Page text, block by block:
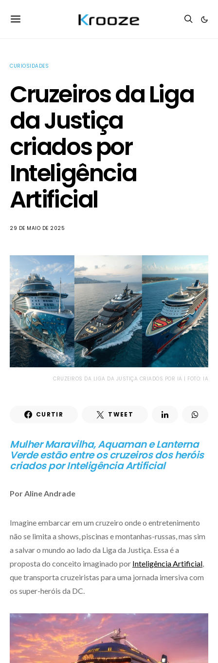
CURIOSIDADES
Cruzeiros da Liga
da Justiça
criados por
Inteligência
Artificial
29 DE MAIO DE 2025
CRUZEIROS DA LIGA DA JUSTIÇA CRIADOS POR IA | FOTO: IA
CURTIR TWEET
Mulher Maravilha, Aquaman e Lanterna
Verde estão entre os cruzeiros dos heróis
criados por Inteligência Artificial
Por Aline Andrade
Imagine embarcar em um cruzeiro onde o entretenimento
não se limita a shows, piscinas e montanhas-russas, mas sim
a salvar o mundo ao lado da Liga da Justiça. Essa é a
proposta do conceito imaginado por Inteligência Artificial
que transporta cruzeiristas para uma jornada imersiva com
os super-heróis da DC.